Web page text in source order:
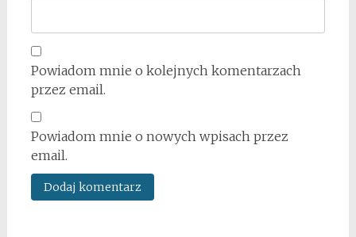
Powiadom mnie o kolejnych komentarzach
przez email.
Powiadom mnie o nowych wpisach przez
email.